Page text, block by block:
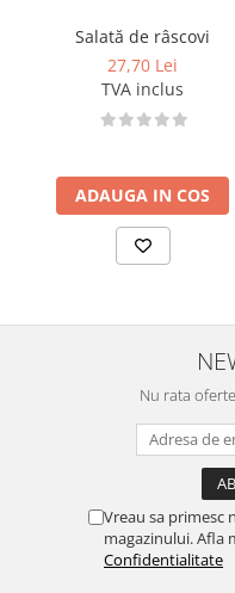
Salată de râscovi
27,70 Lei
TVA inclus
ADAUGA IN COS
Nu rata
Vreau sa primesc
magazinului. Afla
Confidentialitate